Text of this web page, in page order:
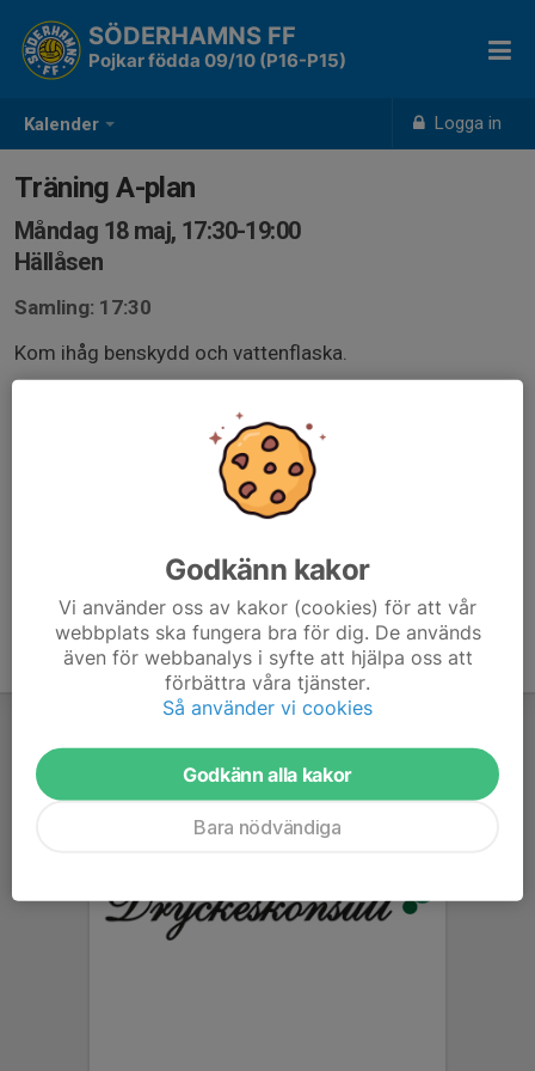
Kalender Logga in
SÖDERHAMNS FF
Pojkar födda 09/10 (P16-P15)
Träning A-plan
Måndag 18 maj, 17:30-19:00
Hällåsen
Samling: 17:30
Kom ihåg benskydd och vattenflaska.
Godkänn kakor
Vi använder oss av kakor (cookies) för att vår
webbplats ska fungera bra för dig. De används
även för webbanalys i syfte att hjälpa oss att
förbättra våra tjänster.
Så använder vi cookies
Godkänn alla kakor
Bara nödvändiga